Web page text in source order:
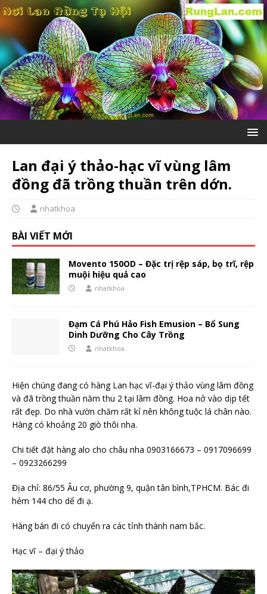
Lan đại ý thảo-hạc vĩ vùng lâm
đồng đã trồng thuần trên dớn.
nhatkhoa
BÀI VIẾT MỚI
Movento 150OD – Đặc trị rệp sáp, bọ trĩ, rệp
muội hiệu quả cao
nhatkhoa
Đạm Cá Phú Hảo Fish Emusion – Bổ Sung
Dinh Dưỡng Cho Cây Trồng
nhatkhoa
Hiện chúng đang có hàng Lan hạc vĩ-đại ý thảo vùng lâm đồng
và đã trồng thuần năm thu 2 tại lâm đồng. Hoa nở vào dịp tết
rất đẹp. Do nhà vườn chăm rất kỉ nên không tuộc lá chân nào.
Hàng có khoảng 20 giò thôi nha.
Chi tiết đặt hàng alo cho châu nha 0903166673 – 0917096699
– 0923266299
Địa chỉ: 86/55 Âu cơ, phường 9, quận tân bình,TPHCM. Bác đi
hẻm 144 cho dể đi ạ.
Hàng bán đi có chuyển ra các tỉnh thành nam bắc.
Hạc vĩ – đại ý thảo